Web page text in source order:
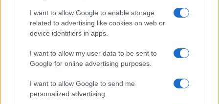
I want to allow Google to enable storage
related to advertising like cookies on web or
device identifiers in apps.
I want to allow my user data to be sent to
Google for online advertising purposes.
I want to allow Google to send me
personalized advertising.